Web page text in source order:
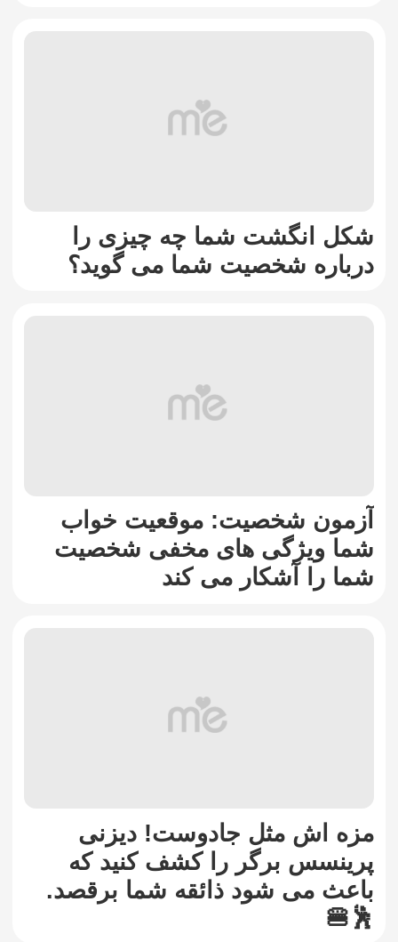
شکل انگشت شما چه چیزی را
درباره شخصیت شما می گوید؟
آزمون شخصیت: موقعیت خواب
شما ویژگی های مخفی شخصیت
شما را آشکار می کند
مزه اش مثل جادوست! دیزنی
پرینسس برگر را کشف کنید که
باعث می شود ذائقه شما برقصد.
🕺🍔